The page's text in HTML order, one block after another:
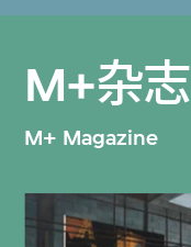
M+杂志
M+ Magazine